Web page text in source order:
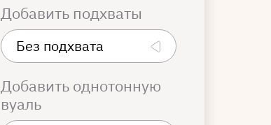
Добавить подхваты
Добавить однотонную
вуаль